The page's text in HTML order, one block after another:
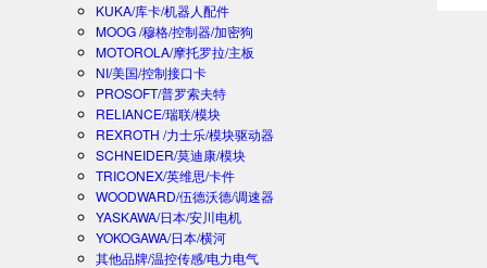
KUKA/库卡/机器人配件
MOOG /穆格/控制器/加密狗
MOTOROLA/摩托罗拉/主板
NI/美国/控制接口卡
PROSOFT/普罗索夫特
RELIANCE/瑞联/模块
REXROTH /力士乐/模块驱动器
SCHNEIDER/莫迪康/模块
TRICONEX/英维思/卡件
WOODWARD/伍德沃德/调速器
YASKAWA/日本/安川电机
YOKOGAWA/日本/横河
其他品牌/温控传感/电力电气